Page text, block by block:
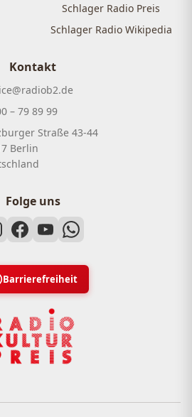
Schlager Radio Preis
Schlager Radio Wikipedia
Kontakt
– 79 89 99
Straße 43-44
Berlin
Folge uns
Barrierefreiheit